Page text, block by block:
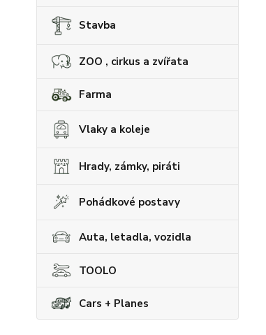
Stavba
ZOO , cirkus a zvířata
Farma
Vlaky a koleje
Hrady, zámky, piráti
Pohádkové postavy
Auta, letadla, vozidla
TOOLO
Cars + Planes